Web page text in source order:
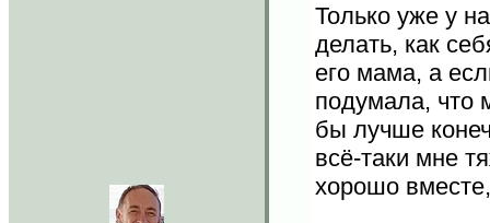
Только уже у
делать, как
его мама, а
подумала, что
бы лучше
всё-таки мне
хорошо